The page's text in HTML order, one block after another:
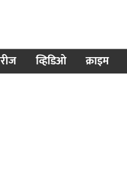
व्हिडिओ क्राइम